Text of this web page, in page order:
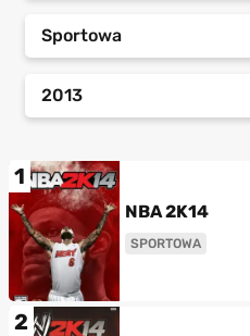
Sportowa
2013
1
NBA 2K14
SPORTOWA
2